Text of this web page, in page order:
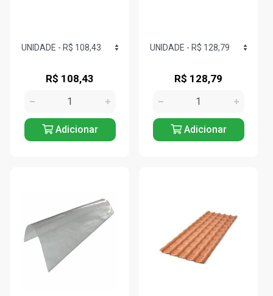
R$ 108,43
Adicionar
R$ 128,79
Adicionar